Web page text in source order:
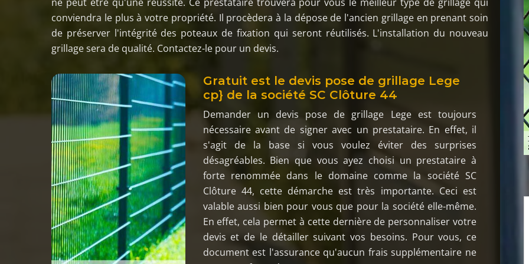
conviendra le plus à votre propriété. Il procèdera à la dépose de l'ancien grillage en prenant soin
de préserver l'intégrité des poteaux de fixation qui seront réutilisés. L'installation du nouveau
grillage sera de qualité. Contactez-le pour un devis.
Gratuit est le devis pose de grillage Lege
cp} de la société SC Clôture 44
Demander un devis pose de grillage Lege est toujours
nécessaire avant de signer avec un prestataire. En effet, il
s'agit de la base si vous voulez éviter des surprises
désagréables. Bien que vous ayez choisi un prestataire à
forte renommée dans le domaine comme la société SC
Clôture 44, cette démarche est très importante. Ceci est
valable aussi bien pour vous que pour la société elle-même.
En effet, cela permet à cette dernière de personnaliser votre
devis et de le détailler suivant vos besoins. Pour vous, ce
document est l'assurance qu'aucun frais supplémentaire ne